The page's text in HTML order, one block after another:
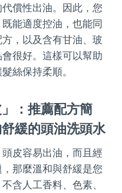
償性出油。因此，您
能適度控油，也能同
，以及含有甘油、玻
很好。這樣可以幫助
絲保持柔順。
：推薦配方簡
緩的頭油洗頭水
皮容易出油，而且經
那麼溫和與舒緩是您
含人工香料、色素、